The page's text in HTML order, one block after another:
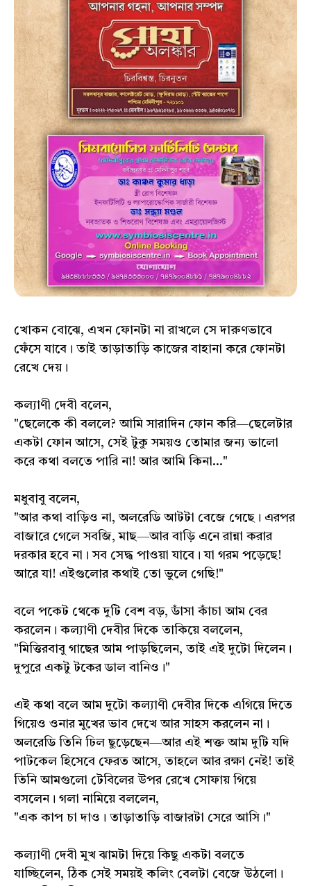
খোকন বোঝে, এখন ফোনটা না রাখলে সে দারুণভাবে
ফেঁসে যাবে। তাই তাড়াতাড়ি কাজের বাহানা করে ফোনটা
রেখে দেয়।
কল্যাণী দেবী বলেন,
"ছেলেকে কী বললে? আমি সারাদিন ফোন করি—ছেলেটার
একটা ফোন আসে, সেই টুকু সময়ও তোমার জন্য ভালো
করে কথা বলতে পারি না! আর আমি কিনা..."
মধুবাবু বলেন,
"আর কথা বাড়িও না, অলরেডি আটটা বেজে গেছে। এরপর
বাজারে গেলে সবজি, মাছ—আর বাড়ি এনে রান্না করার
দরকার হবে না। সব সেদ্ধ পাওয়া যাবে। যা গরম পড়েছে!
আরে যা! এইগুলোর কথাই তো ভুলে গেছি!"
বলে পকেট থেকে দুটি বেশ বড়, ডাঁসা কাঁচা আম বের
করলেন। কল্যাণী দেবীর দিকে তাকিয়ে বললেন,
"মিত্তিরবাবু গাছের আম পাড়ছিলেন, তাই এই দুটো দিলেন।
দুপুরে একটু টকের ডাল বানিও।"
এই কথা বলে আম দুটো কল্যাণী দেবীর দিকে এগিয়ে দিতে
গিয়েও ওনার মুখের ভাব দেখে আর সাহস করলেন না।
অলরেডি তিনি ঢিল ছুড়েছেন—আর এই শক্ত আম দুটি যদি
পাটকেল হিসেবে ফেরত আসে, তাহলে আর রক্ষা নেই! তাই
তিনি আমগুলো টেবিলের উপর রেখে সোফায় গিয়ে
বসলেন। গলা নামিয়ে বললেন,
"এক কাপ চা দাও। তাড়াতাড়ি বাজারটা সেরে আসি।"
কল্যাণী দেবী মুখ ঝামটা দিয়ে কিছু একটা বলতে
যাচ্ছিলেন, ঠিক সেই সময়ই কলিং বেলটা বেজে উঠলো।